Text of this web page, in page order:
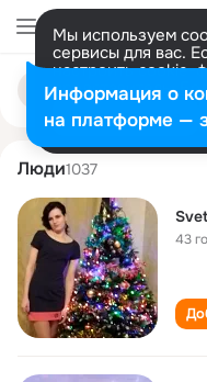
Мы используем
сервисы для вас.
настроить cookie-
представитель.
Разрешить все
Поиск
людям
svetlana pilipenko
Люди1037
43
Информация о
на платформе —